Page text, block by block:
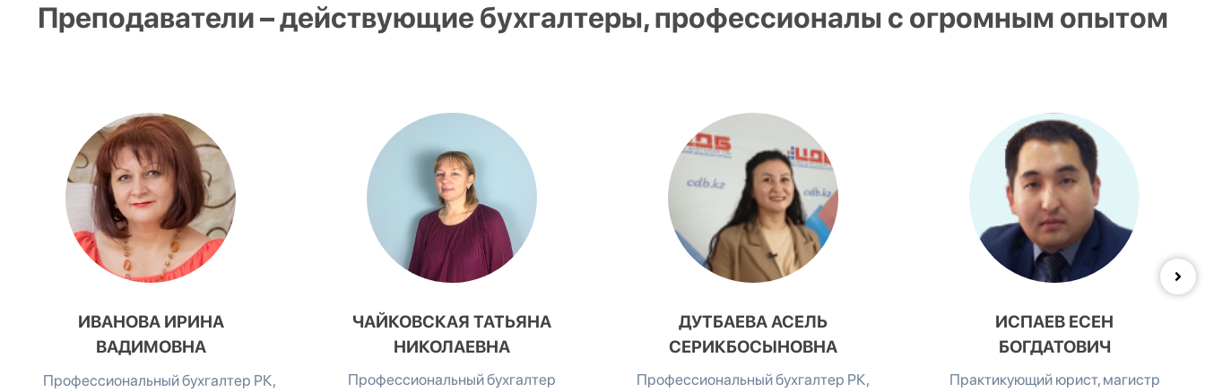
Преподаватели – действующие бухгалтеры, профессионалы с огромным опытом
ИВАНОВА ИРИНА
ВАДИМОВНА
Профессиональный бухгалтер РК,
ЧАЙКОВСКАЯ ТАТЬЯНА
НИКОЛАЕВНА
Профессиональный бухгалтер
ДУТБАЕВА АСЕЛЬ
СЕРИКБОСЫНОВНА
Профессиональный бухгалтер РК,
ИСПАЕВ ЕСЕН
БОГДАТОВИЧ
Практикующий юрист, магистр